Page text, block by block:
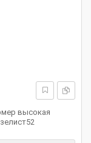
высокая